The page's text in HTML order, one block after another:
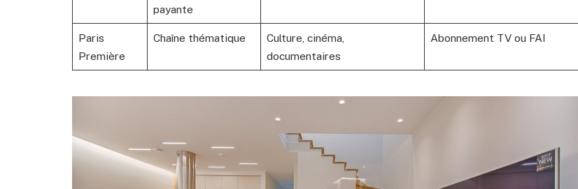
payante
Paris
Première
Chaîne thématique
Culture, cinéma,
documentaires
Abonnement TV ou FAI